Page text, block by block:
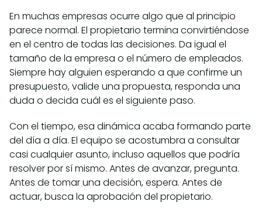
En muchas empresas ocurre algo que al principio
parece normal. El propietario termina convirtiéndose
en el centro de todas las decisiones. Da igual el
tamaño de la empresa o el número de empleados.
Siempre hay alguien esperando a que confirme un
presupuesto, valide una propuesta, responda una
duda o decida cuál es el siguiente paso.
Con el tiempo, esa dinámica acaba formando parte
del día a día. El equipo se acostumbra a consultar
casi cualquier asunto, incluso aquellos que podría
resolver por sí mismo. Antes de avanzar, pregunta.
Antes de tomar una decisión, espera. Antes de
actuar, busca la aprobación del propietario.